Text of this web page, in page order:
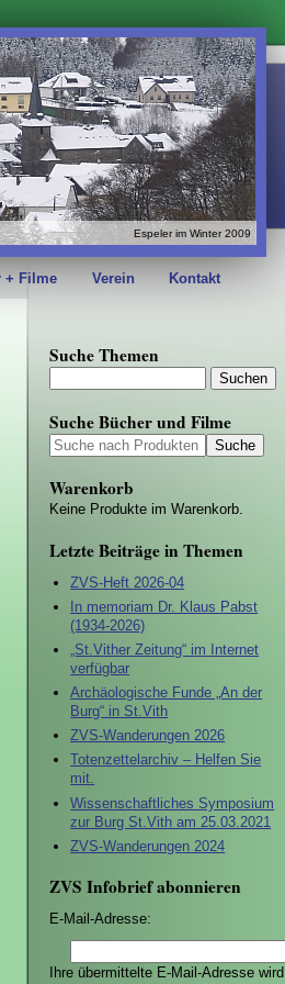
Espeler im Winter 2009
+ Filme Verein Kontakt
Suche Themen
Suche Bücher und Filme
Warenkorb
Keine Produkte im Warenkorb.
Letzte Beiträge in Themen
ZVS-Heft 2026-04
In memoriam Dr. Klaus Pabst
(1934-2026)
„St.Vither Zeitung“ im Internet
verfügbar
Archäologische Funde „An der
Burg“ in St.Vith
ZVS-Wanderungen 2026
Totenzettelarchiv – Helfen Sie
mit.
Wissenschaftliches Symposium
zur Burg St.Vith am 25.03.2021
ZVS-Wanderungen 2024
ZVS Infobrief abonnieren
E-Mail-Adresse:
Ihre übermittelte E-Mail-Adresse wird